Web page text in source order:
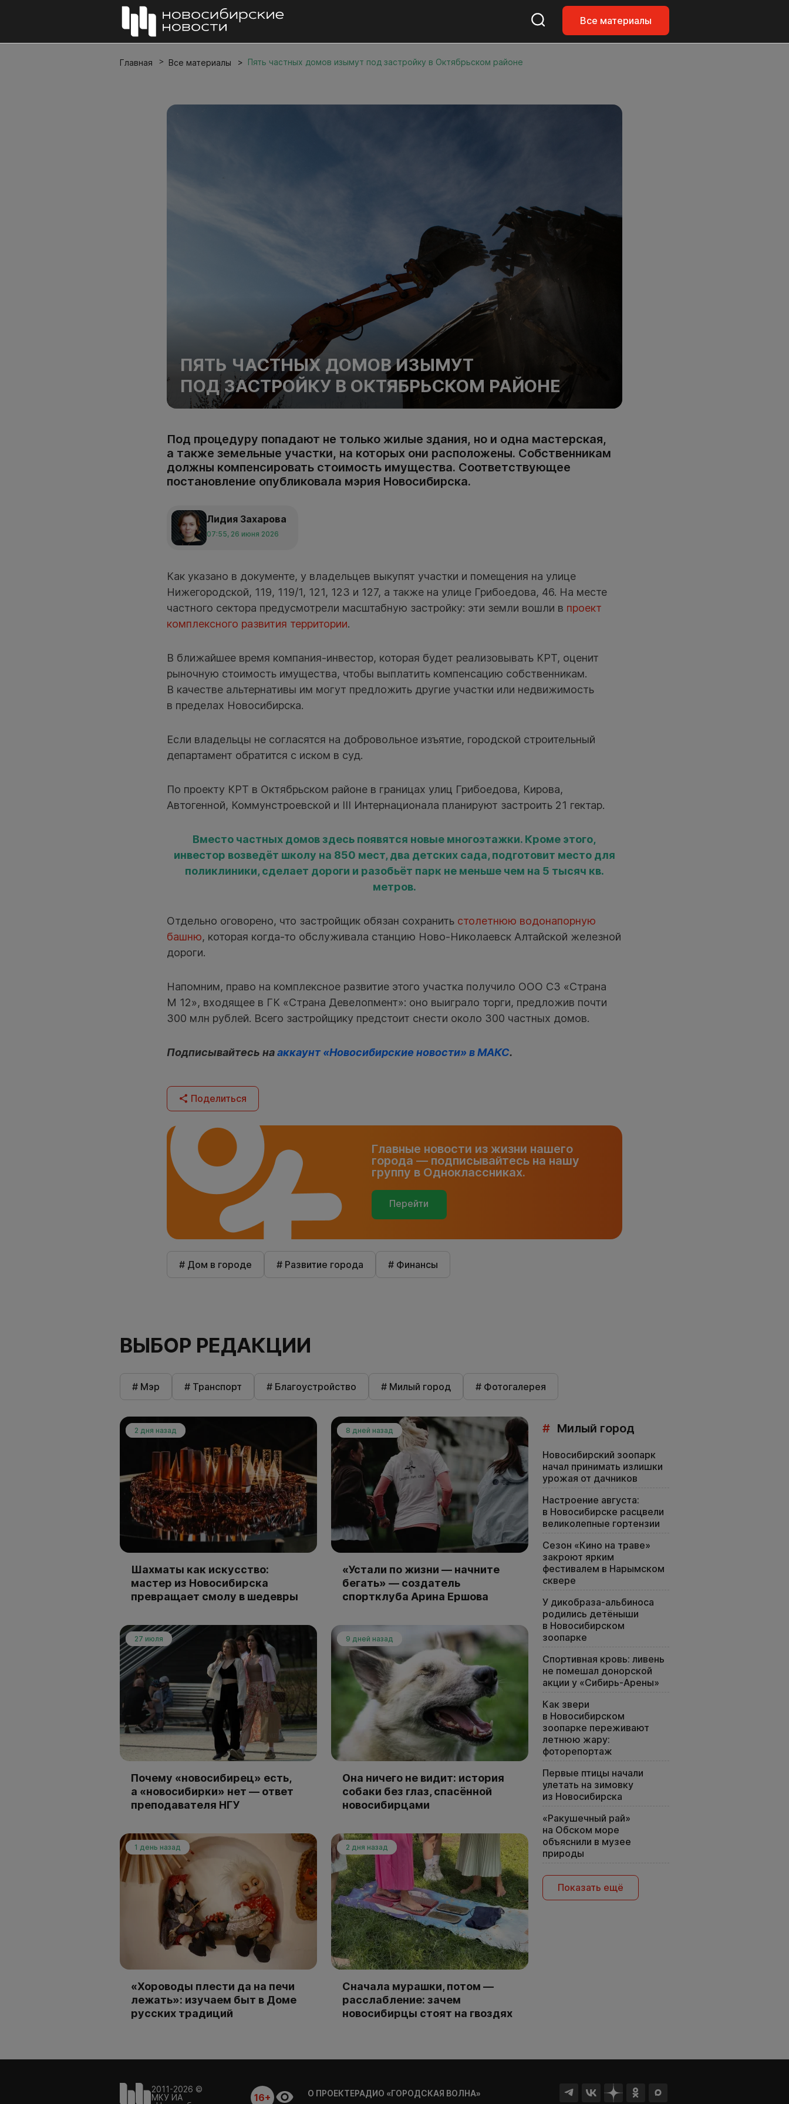
Все материалы
Главная Все материалы Пять частных домов изымут под застройку в Октябрьском районе
ПЯТЬ ЧАСТНЫХ ДОМОВ ИЗЫМУТ
ПОД ЗАСТРОЙКУ В ОКТЯБРЬСКОМ РАЙОНЕ
Под процедуру попадают не только жилые здания, но и одна мастерская,
а также земельные участки, на которых они расположены. Собственникам
должны компенсировать стоимость имущества. Соответствующее
постановление опубликовала мэрия Новосибирска.
Лидия Захарова
07:55, 26 июня 2026
Как указано в документе, у владельцев выкупят участки и помещения на улице
Нижегородской, 119, 119/1, 121, 123 и 127, а также на улице Грибоедова, 46. На месте
частного сектора предусмотрели масштабную застройку: эти земли вошли в проект
комплексного развития территории.
В ближайшее время компания-инвестор, которая будет реализовывать КРТ, оценит
рыночную стоимость имущества, чтобы выплатить компенсацию собственникам.
В качестве альтернативы им могут предложить другие участки или недвижимость
в пределах Новосибирска.
Если владельцы не согласятся на добровольное изъятие, городской строительный
департамент обратится с иском в суд.
По проекту КРТ в Октябрьском районе в границах улиц Грибоедова, Кирова,
Автогенной, Коммунстроевской и III Интернационала планируют застроить 21 гектар.
Вместо частных домов здесь появятся новые многоэтажки. Кроме этого,
инвестор возведёт школу на 850 мест, два детских сада, подготовит место для
поликлиники, сделает дороги и разобьёт парк не меньше чем на 5 тысяч кв.
метров.
Отдельно оговорено, что застройщик обязан сохранить столетнюю водонапорную
башню, которая когда-то обслуживала станцию Ново-Николаевск Алтайской железной
дороги.
Напомним, право на комплексное развитие этого участка получило ООО СЗ «Страна
М 12», входящее в ГК «Страна Девелопмент»: оно выиграло торги, предложив почти
300 млн рублей. Всего застройщику предстоит снести около 300 частных домов.
Подписывайтесь нааккаунт «Новосибирские новости» в МАКС.
Поделиться
Главные новости из жизни нашего
города — подписывайтесь на нашу
группу в Одноклассниках.
Перейти
# Дом в городе # Развитие города # Финансы
ВЫБОР РЕДАКЦИИ
# Мэр # Транспорт # Благоустройство # Милый город # Фотогалерея
2 дня назад
Шахматы как искусство:
мастер из Новосибирска
превращает смолу в шедевры
8 дней назад
«Устали по жизни — начните
бегать» — создатель
спортклуба Арина Ершова
27 июля
Почему «новосибирец» есть,
а «новосибирки» нет — ответ
преподавателя НГУ
9 дней назад
Она ничего не видит: история
собаки без глаз, спасённой
новосибирцами
1 день назад
«Хороводы плести да на печи
лежать»: изучаем быт в Доме
русских традиций
2 дня назад
Сначала мурашки, потом —
расслабление: зачем
новосибирцы стоят на гвоздях
# Милый город
Новосибирский зоопарк
начал принимать излишки
урожая от дачников
Настроение августа:
в Новосибирске расцвели
великолепные гортензии
Сезон «Кино на траве»
закроют ярким
фестивалем в Нарымском
сквере
У дикобраза-альбиноса
родились детёныши
в Новосибирском
зоопарке
Спортивная кровь: ливень
не помешал донорской
акции у «Сибирь-Арены»
Как звери
в Новосибирском
зоопарке переживают
летнюю жару:
фоторепортаж
Первые птицы начали
улетать на зимовку
из Новосибирска
«Ракушечный рай»
на Обском море
объяснили в музее
природы
Показать ещё
2011-2026 ©
МКУ ИА
16+ О ПРОЕКТЕРАДИО «ГОРОДСКАЯ ВОЛНА»